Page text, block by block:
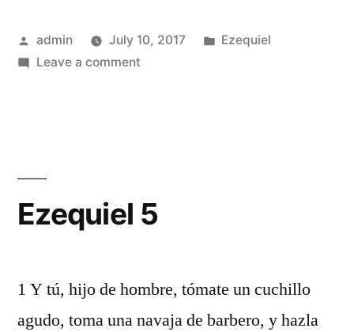
Posted
by
admin July 10, 2017
Posted
Ezequiel
Leave a commenton
Ezequiel 5
1 Y tú, hijo de hombre, tómate un cuchillo
agudo, toma una navaja de barbero, y hazla